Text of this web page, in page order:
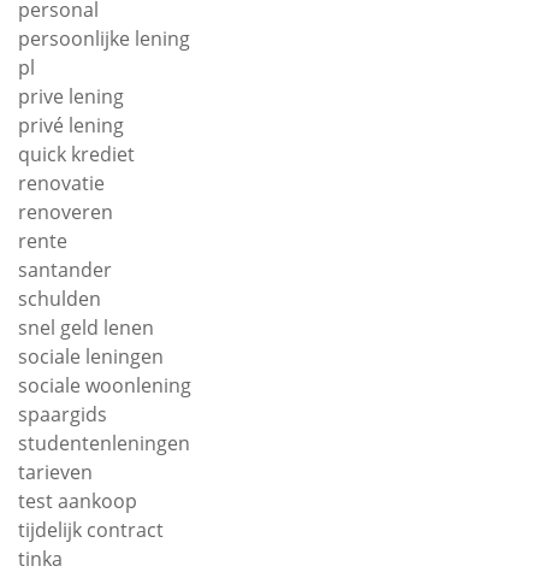
personal
persoonlijke lening
pl
prive lening
privé lening
quick krediet
renovatie
renoveren
rente
santander
schulden
snel geld lenen
sociale leningen
sociale woonlening
spaargids
studentenleningen
tarieven
test aankoop
tijdelijk contract
tinka